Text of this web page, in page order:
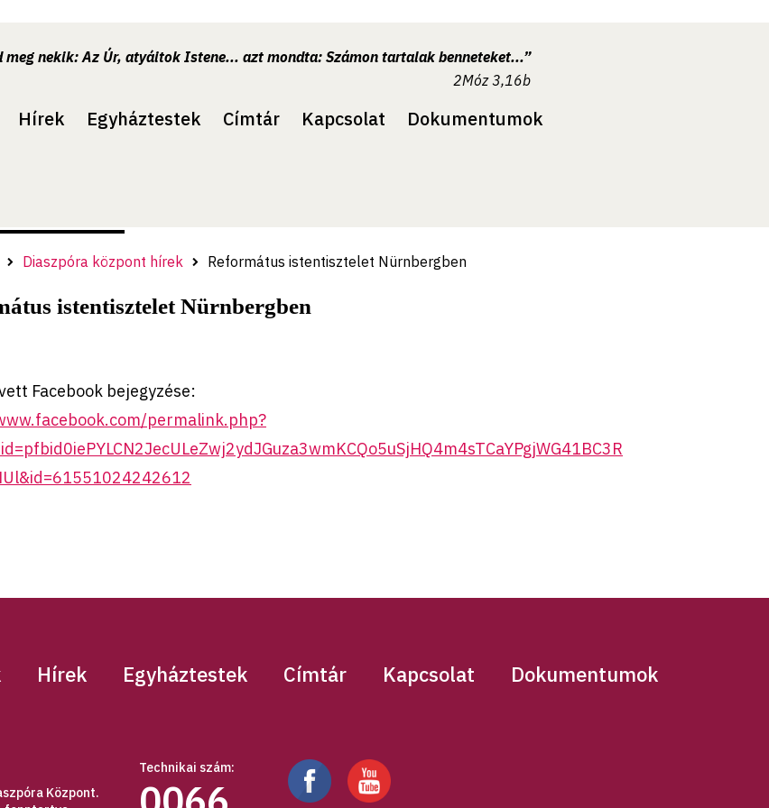
meg nekik: Az Úr, atyáitok Istene... azt mondta: Számon tartalak benneteket...”
2Móz 3,16b
Hírek Egyháztestek Címtár Kapcsolat Dokumentumok
Diaszpóra központ hírek Református istentisztelet Nürnbergben
istentisztelet Nürnbergben
Facebook bejegyzése:
permalink.php?
Hírek Egyháztestek Címtár Kapcsolat Dokumentumok
Központ.
Technikai szám: